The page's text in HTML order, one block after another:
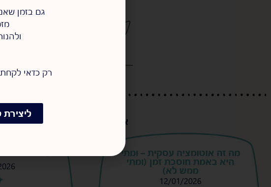
אולי יעניין אותך גם...
מה זה אוטומציה עסקית – ומתי
היא באמת חוסכת זמן (ומתי
ממש לא)
12/01/2026
גם בזמן
רק כדאי לקחת